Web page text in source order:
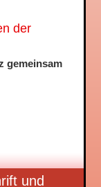
der
gemeinsam
und